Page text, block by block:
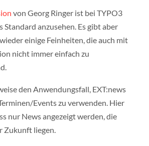
von Georg Ringer ist bei TYPO3
Standard anzusehen. Es gibt aber
einige Feinheiten, die auch mit
nicht immer einfach zu
den Anwendungsfall, EXT:news
Events zu verwenden. Hier
nur News angezeigt werden, die
Zukunft liegen.